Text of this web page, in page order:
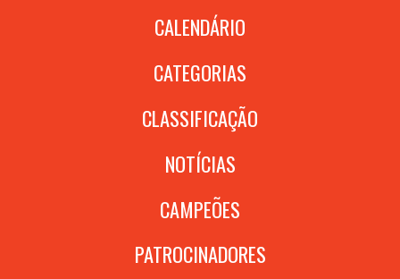
CALENDÁRIO
CATEGORIAS
CLASSIFICAÇÃO
NOTÍCIAS
CAMPEÕES
PATROCINADORES